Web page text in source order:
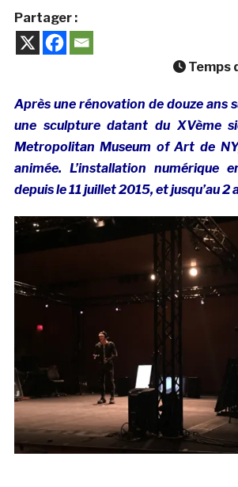
Partager :
Temps
Après une rénovation de douze ans
une sculpture datant du XVème
Metropolitan Museum of Art de
animée. L’installation numérique
depuis le 11 juillet 2015, et jusqu’au 2